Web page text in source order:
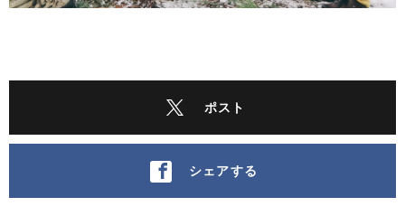
ポスト
シェアする